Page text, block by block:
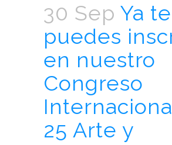
30 Sep Ya te
puedes
en nuestro
Congreso
25 Arte y